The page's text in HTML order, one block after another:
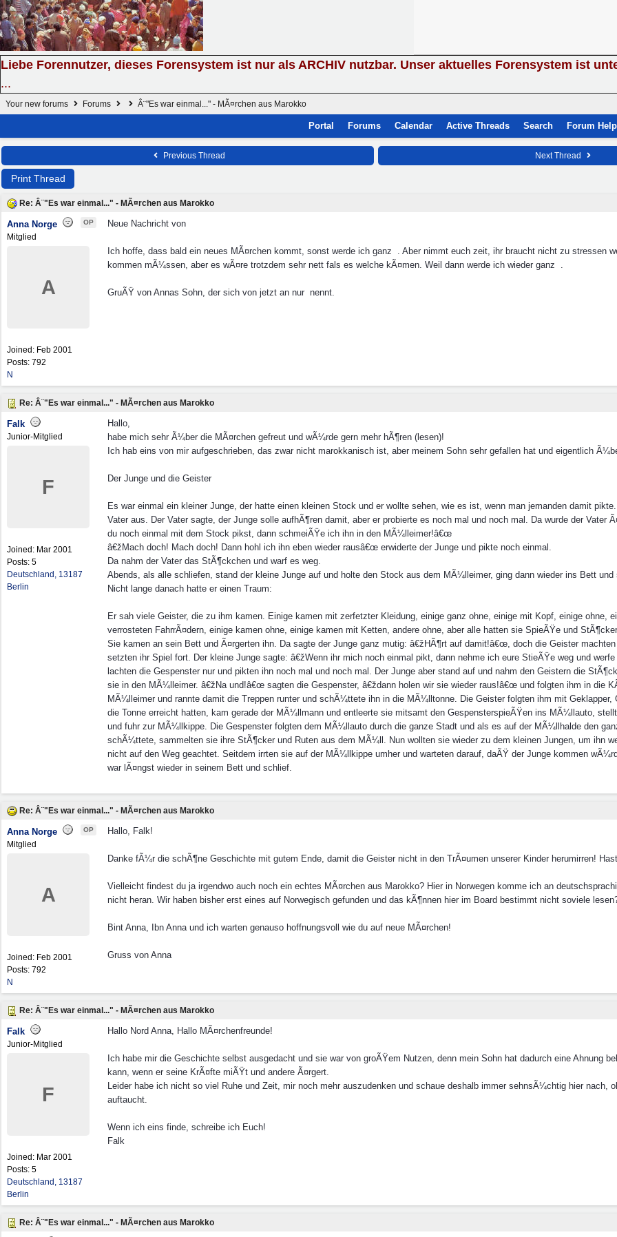
Liebe Forennutzer, dieses Forensystem ist nur als ARCHIV nutzbar. Unser aktuelles Forensystem ist
...
Your new forums Forums Â¨"Es war einmal..." - MÃ¤rchen aus Marokko
Portal Forums Calendar Active Threads Search Forum Help
Previous Thread Next Thread
Print Thread
Re: Â¨"Es war einmal..." - MÃ¤rchen aus Marokko
Anna Norge OP
Mitglied
A
Joined: Feb 2001
Posts: 792
N
Neue Nachricht von
Ich hoffe, dass bald ein neues MÃ¤rchen kommt, sonst werde ich ganz
. Aber nimmt euch zeit, ihr braucht nicht zu stressen
kommen mÃ¼ssen, aber es wÃ¤re trotzdem sehr nett fals es welche kÃ¤men. Weil dann werde ich wieder ganz
.
GruÃŸ von Annas Sohn, der sich von jetzt an nur nennt.
Re: Â¨"Es war einmal..." - MÃ¤rchen aus Marokko
Falk
Junior-Mitglied
F
Joined: Mar 2001
Posts: 5
Deutschland, 13187
Berlin
Hallo,
habe mich sehr Ã¼ber die MÃ¤rchen gefreut und wÃ¼rde gern mehr hÃ¶ren (lesen)!
Ich hab eins von mir aufgeschrieben, das zwar nicht marokkanisch ist, aber meinem Sohn sehr gefallen hat und eigentlich
Der Junge und die Geister
Es war einmal ein kleiner Junge, der hatte einen kleinen Stock und er wollte sehen, wie es ist, wenn man jemanden damit
Vater aus. Der Vater sagte, der Junge solle aufhÃ¶ren damit, aber er probierte es noch mal und noch mal. Da wurde der Vater
du noch einmal mit dem Stock pikst, dann schmeiÃŸe ich ihn in den MÃ¼lleimer!â€œ
â€žMach doch! Mach doch! Dann hohl ich ihn eben wieder rausâ€œ erwiderte der Junge und pikte noch einmal.
Da nahm der Vater das StÃ¶ckchen und warf es weg.
Abends, als alle schliefen, stand der kleine Junge auf und holte den Stock aus dem MÃ¼lleimer, ging dann wieder ins Bett
Nicht lange danach hatte er einen Traum:
Er sah viele Geister, die zu ihm kamen. Einige kamen mit zerfetzter Kleidung, einige ganz ohne, einige mit Kopf, einige ohne,
verrosteten FahrrÃ¤dern, einige kamen ohne, einige kamen mit Ketten, andere ohne, aber alle hatten sie SpieÃŸe und
Sie kamen an sein Bett und Ã¤rgerten ihn. Da sagte der Junge ganz mutig: â€žHÃ¶rt auf damit!â€œ, doch die Geister
setzten ihr Spiel fort. Der kleine Junge sagte: â€žWenn ihr mich noch einmal pikt, dann nehme ich eure StieÃŸe weg und
lachten die Gespenster nur und pikten ihn noch mal und noch mal. Der Junge aber stand auf und nahm den Geistern die
sie in den MÃ¼lleimer. â€žNa und!â€œ sagten die Gespenster, â€ždann holen wir sie wieder raus!â€œ und folgten ihm in die
MÃ¼lleimer und rannte damit die Treppen runter und schÃ¼ttete ihn in die MÃ¼lltonne. Die Geister folgten ihm mit Geklapper,
die Tonne erreicht hatten, kam gerade der MÃ¼llmann und entleerte sie mitsamt den GespensterspieÃŸen ins MÃ¼llauto,
und fuhr zur MÃ¼llkippe. Die Gespenster folgten dem MÃ¼llauto durch die ganze Stadt und als es auf der MÃ¼llhalde den
schÃ¼ttete, sammelten sie ihre StÃ¶cker und Ruten aus dem MÃ¼ll. Nun wollten sie wieder zu dem kleinen Jungen, um ihn
nicht auf den Weg geachtet. Seitdem irrten sie auf der MÃ¼llkippe umher und warteten darauf, daÃŸ der Junge kommen
war lÃ¤ngst wieder in seinem Bett und schlief.
Re: Â¨"Es war einmal..." - MÃ¤rchen aus Marokko
Anna Norge OP
Mitglied
A
Joined: Feb 2001
Posts: 792
N
Hallo, Falk!
Danke fÃ¼r die schÃ¶ne Geschichte mit gutem Ende, damit die Geister nicht in den TrÃ¤umen unserer Kinder herumirren!
Vielleicht findest du ja irgendwo auch noch ein echtes MÃ¤rchen aus Marokko? Hier in Norwegen komme ich an
nicht heran. Wir haben bisher erst eines auf Norwegisch gefunden und das kÃ¶nnen hier im Board bestimmt nicht soviele
Bint Anna, Ibn Anna und ich warten genauso hoffnungsvoll wie du auf neue MÃ¤rchen!
Gruss von Anna
Re: Â¨"Es war einmal..." - MÃ¤rchen aus Marokko
Falk
Junior-Mitglied
F
Joined: Mar 2001
Posts: 5
Deutschland, 13187
Berlin
Hallo Nord Anna, Hallo MÃ¤rchenfreunde!
Ich habe mir die Geschichte selbst ausgedacht und sie war von groÃŸem Nutzen, denn mein Sohn hat dadurch eine Ahnung
kann, wenn er seine KrÃ¤fte miÃŸt und andere Ã¤rgert.
Leider habe ich nicht so viel Ruhe und Zeit, mir noch mehr auszudenken und schaue deshalb immer sehnsÃ¼chtig hier nach,
auftaucht.
Wenn ich eins finde, schreibe ich Euch!
Falk
Re: Â¨"Es war einmal..." - MÃ¤rchen aus Marokko